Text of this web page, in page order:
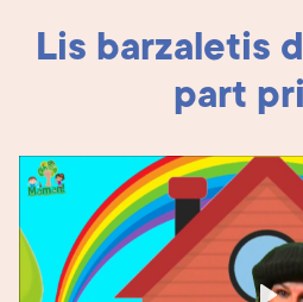
Lis barzaletis
part